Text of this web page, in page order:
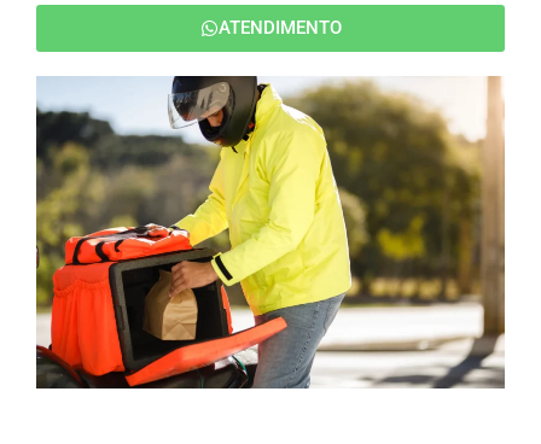
ATENDIMENTO